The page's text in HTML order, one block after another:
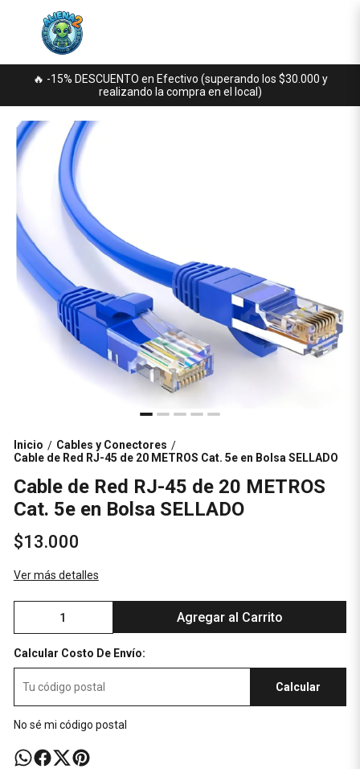
🔥 -15% DESCUENTO en Efectivo (superando los $30.000 y
realizando la compra en el local)
Inicio / Cables y Conectores /
Cable de Red RJ-45 de 20 METROS Cat. 5e en Bolsa SELLADO
Cable de Red RJ-45 de 20 METROS
Cat. 5e en Bolsa SELLADO
$13.000
Ver más detalles
Agregar al Carrito
Calcular Costo De Envío:
Calcular
No sé mi código postal